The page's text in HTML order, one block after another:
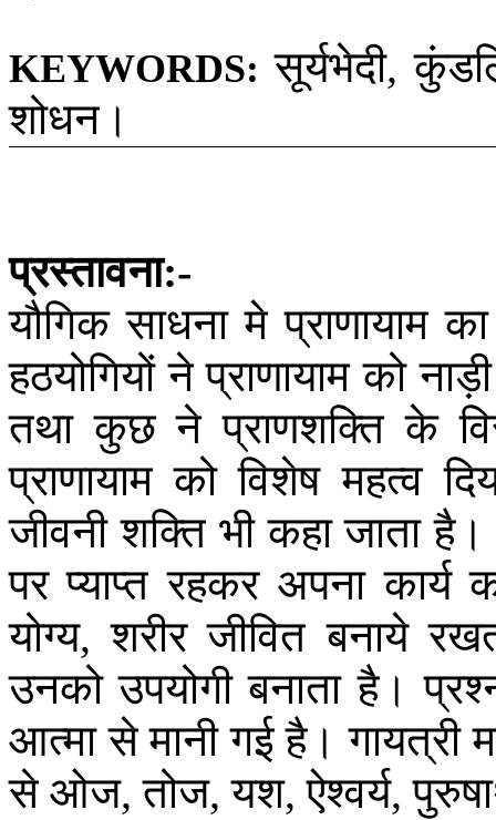
KEYWORDS: सूर्यभेदी,
शोधन।
प्रस्तावना:-
यौगिक साधना मे प्राणायाम का
हठयोगियों ने प्राणायाम को नाड़ी
तथा कुछ ने प्राणशक्ति के
प्राणायाम को विशेष महत्व
जीवनी शक्ति भी कहा जाता है।
पर प्याप्त रहकर अपना कार्य
योग्य,शरीर जीवित बनाये
उनको उपयोगी बनाता है।
आत्मा से मानी गई है। गायत्री
से ओज,तोज,यश,ऐश्वर्य,